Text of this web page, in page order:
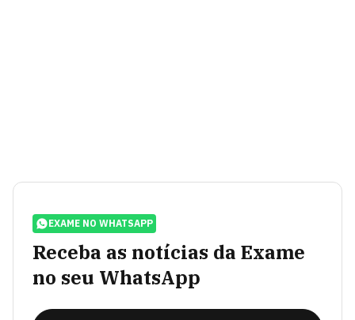
EXAME NO WHATSAPP
Receba as notícias da Exame
no seu WhatsApp